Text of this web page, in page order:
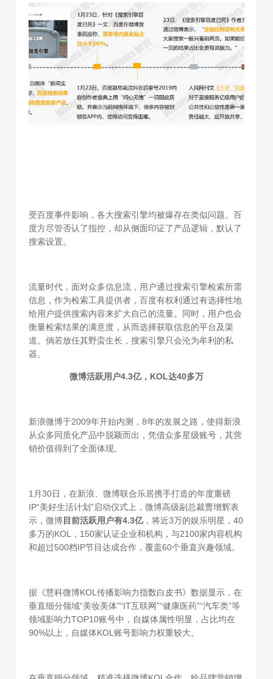
受百度事件影响，各大搜索引擎均被爆存在类似问题。百
度方尽管否认了指控，却从侧面印证了产品逻辑，默认了
搜索设置。
流量时代，面对众多信息流，用户通过搜索引擎检索所需
信息，作为检索工具提供者，百度有权利通过有选择性地
给用户提供搜索内容来扩大自己的流量。同时，用户也会
衡量检索结果的满意度，从而选择获取信息的平台及渠
道。倘若放任其野蛮生长，搜索引擎只会沦为牟利的私
器。
微博活跃用户4.3亿，KOL达40多万
新浪微博于2009年开始内测，8年的发展之路，使得新浪
从众多同质化产品中脱颖而出，凭借众多星级账号，其营
销价值得到了全面体现。
1月30日，在新浪、微博联合乐居携手打造的年度重磅
IP“美好生活计划”启动仪式上，微博高级副总裁曹增辉表
示，微博目前活跃用户有4.3亿，将近3万的娱乐明星，40
多万的KOL，150家认证企业和机构，与2100家内容机构
和超过500档IP节目达成合作，覆盖60个垂直兴趣领域。
据《慧科微博KOL传播影响力指数白皮书》数据显示，在
垂直细分领域“美妆美体”“IT互联网”“健康医药”“汽车类”等
领域影响力TOP10账号中，自媒体属性明显，占比均在
90%以上，自媒体KOL账号影响力权重较大。